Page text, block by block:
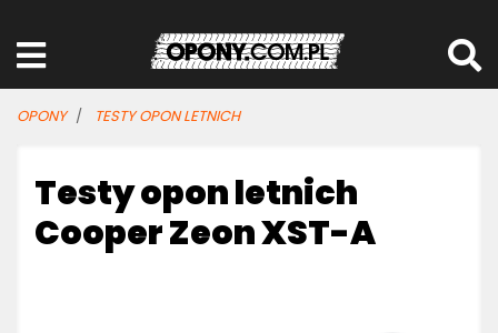
OPONY TESTY OPON LETNICH
Testy opon letnich
Cooper Zeon XST-A